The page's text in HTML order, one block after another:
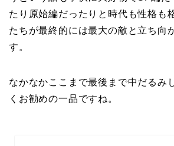
たり原始編だったりと時代も性格も
たちが最終的には最大の敵と立ち向
す。
なかなかここまで最後まで中だるみ
くお勧めの一品ですね。